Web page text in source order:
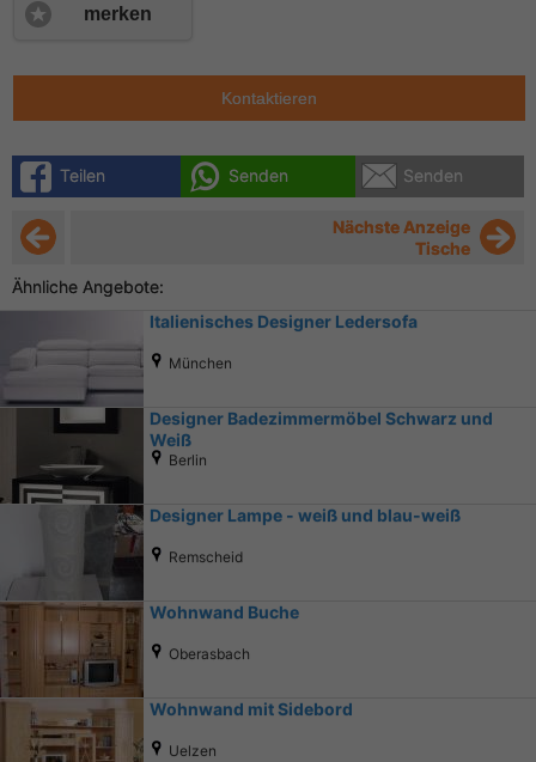
merken
Kontaktieren
Teilen Senden Senden
Nächste Anzeige
Tische
Ähnliche Angebote:
Italienisches Designer Ledersofa
München
Designer Badezimmermöbel Schwarz und
Weiß
Berlin
Designer Lampe - weiß und blau-weiß
Remscheid
Wohnwand Buche
Oberasbach
Wohnwand mit Sidebord
Uelzen